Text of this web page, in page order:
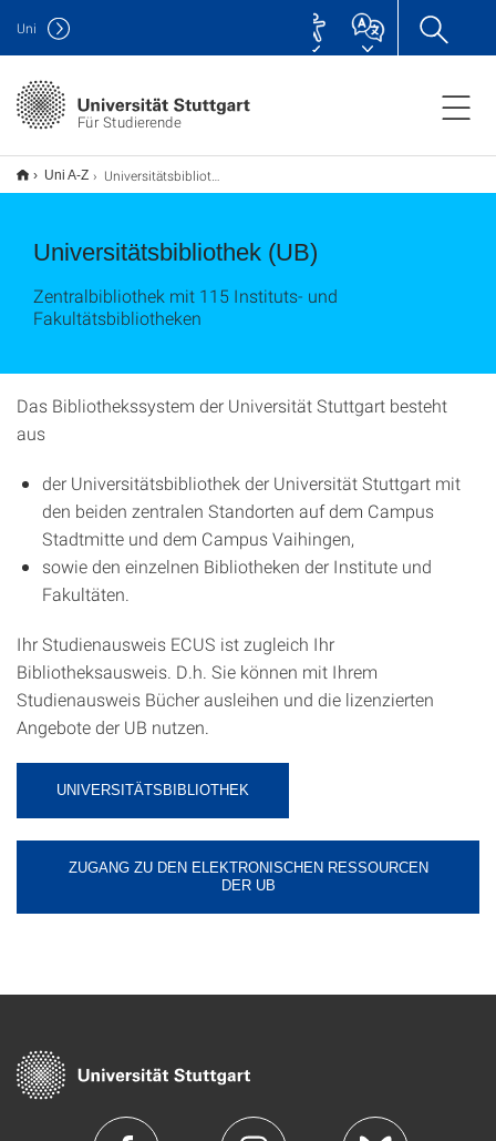
Für Studierende
Uni
Uni A-Z Universitätsbibliothek (UB)
Universitätsbibliothek (UB)
Zentralbibliothek mit 115 Instituts- und
Fakultätsbibliotheken
Das Bibliothekssystem der Universität Stuttgart besteht
aus
der Universitätsbibliothek der Universität Stuttgart mit
den beiden zentralen Standorten auf dem Campus
Stadtmitte und dem Campus Vaihingen,
sowie den einzelnen Bibliotheken der Institute und
Fakultäten.
Ihr Studienausweis ECUS ist zugleich Ihr
Bibliotheksausweis. D.h. Sie können mit Ihrem
Studienausweis Bücher ausleihen und die lizenzierten
Angebote der UB nutzen.
UNIVERSITÄTSBIBLIOTHEK
ZUGANG ZU DEN ELEKTRONISCHEN RESSOURCEN
DER UB